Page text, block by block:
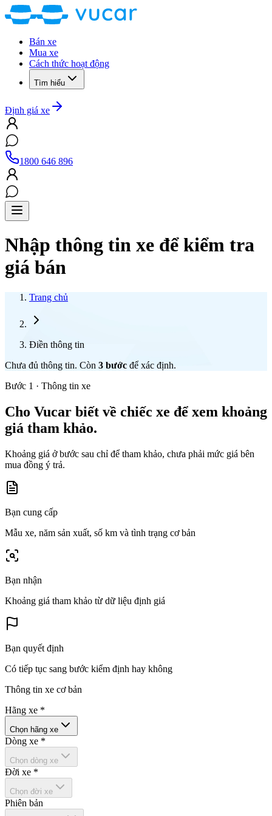
Bán xe
Mua xe
Cách thức hoạt động
Tìm hiểu
Định giá xe
1800 646 896
Nhập thông tin xe để kiểm tra
giá bán
Trang chủ
Điền thông tin
Chưa đủ thông tin. Còn 3 bước để xác định.
Bước 1 · Thông tin xe
Cho Vucar biết về chiếc xe để xem khoảng
giá tham khảo.
Khoảng giá ở bước sau chỉ để tham khảo, chưa phải mức giá bên
mua đồng ý trả.
Bạn cung cấp
Mẫu xe, năm sản xuất, số km và tình trạng cơ bản
Bạn nhận
Khoảng giá tham khảo từ dữ liệu định giá
Bạn quyết định
Có tiếp tục sang bước kiểm định hay không
Thông tin xe cơ bản
Hãng xe *
Chọn hãng xe
Dòng xe *
Chọn dòng xe
Đời xe *
Chọn đời xe
Phiên bản